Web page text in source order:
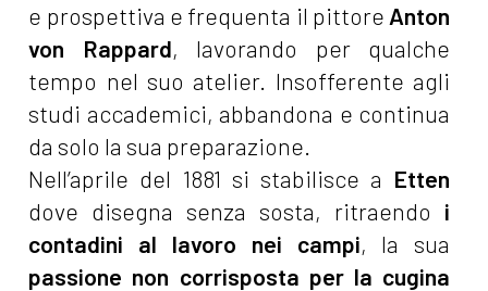
e prospettiva e frequenta il pittore Anton
von Rappard, lavorando per qualche
tempo nel suo atelier. Insofferente agli
studi accademici, abbandona e continua
da solo la sua preparazione.
Nell’aprile del 1881 si stabilisce a Etten
dove disegna senza sosta, ritraendo i
contadini al lavoro nei campi, la sua
passione non corrisposta per la cugina